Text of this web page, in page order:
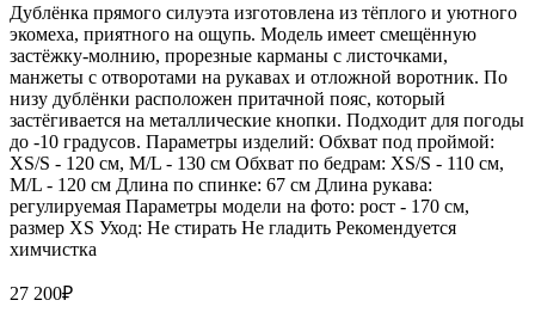
Дублёнка прямого силуэта изготовлена из тёплого и уютного
экомеха, приятного на ощупь. Модель имеет смещённую
застёжку-молнию, прорезные карманы с листочками,
манжеты с отворотами на рукавах и отложной воротник. По
низу дублёнки расположен притачной пояс, который
застёгивается на металлические кнопки. Подходит для погоды
до -10 градусов. Параметры изделий: Обхват под проймой:
XS/S - 120 см, M/L - 130 см Обхват по бедрам: XS/S - 110 см,
M/L - 120 см Длина по спинке: 67 см Длина рукава:
регулируемая Параметры модели на фото: рост - 170 см,
размер XS Уход: Не стирать Не гладить Рекомендуется
химчистка
27 200₽